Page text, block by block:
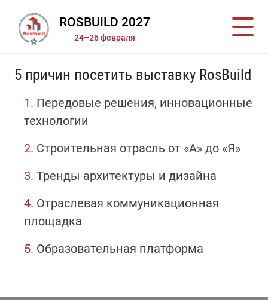
ROSBUILD 2027
24–26 февраля
5 причин посетить выставку RosBuild
1. Передовые решения, инновационные
технологии
2. Строительная отрасль от «А» до «Я»
3. Тренды архитектуры и дизайна
4. Отраслевая коммуникационная
площадка
5. Образовательная платформа